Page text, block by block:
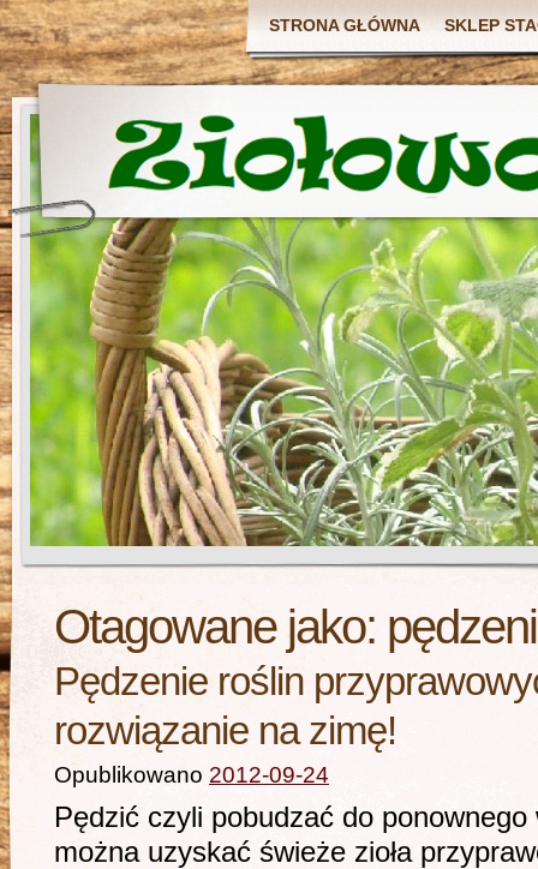
STRONA GŁÓWNA SKLEP
Otagowane jako:
Pędzenie roślin
rozwiązanie na zimę!
Opublikowano 2012-09-24
Pędzić czyli pobudzać do
można uzyskać świeże zioła